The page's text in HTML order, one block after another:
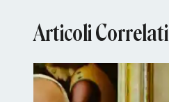
Articoli Correlati